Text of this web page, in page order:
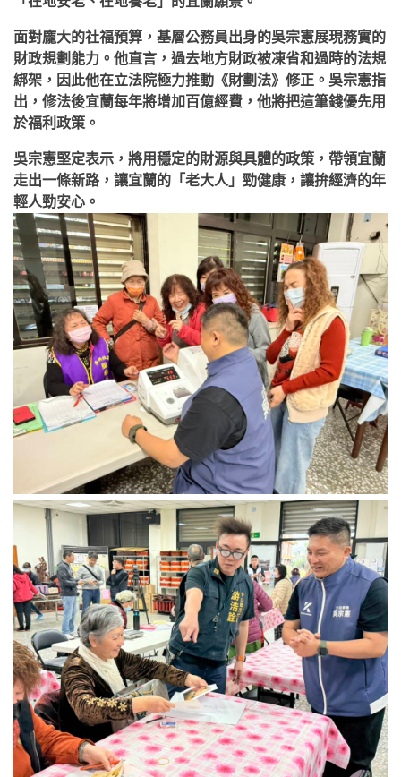
面對龐大的社福預算，基層公務員出身的吳宗憲展現務實的
財政規劃能力。他直言，過去地方財政被凍省和過時的法規
綁架，因此他在立法院極力推動《財劃法》修正。吳宗憲指
出，修法後宜蘭每年將增加百億經費，他將把這筆錢優先用
於福利政策。
吳宗憲堅定表示，將用穩定的財源與具體的政策，帶領宜蘭
走出一條新路，讓宜蘭的「老大人」勁健康，讓拚經濟的年
輕人勁安心。